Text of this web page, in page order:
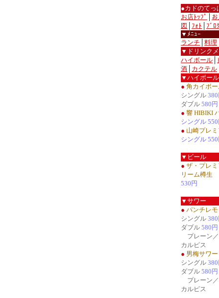
●カドのて
お店ﾄｯﾌﾟ
図
ﾌｫﾄ
ﾌﾞﾛ
▼ﾒﾆｭｰ
ランチ
料理
▼ドリンク
ハイボール
酒
カクテル
▼ハイボール
● 角カイボ
シングル
ダブル 580円
● 響 HIBIKI
シングル
● 山崎プレ
シングル
▼ビール
● ザ・プレ
リーム樽生
530円
▼サワー
● パンチレ
シングル
ダブル 580円
プレーン／
カルピス
● 男梅サワー
シングル
ダブル 580円
プレーン／
カルピス